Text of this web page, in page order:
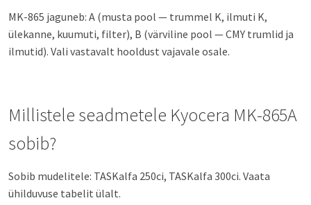
MK-865 jaguneb: A (musta pool — trummel K, ilmuti K,
ülekanne, kuumuti, filter), B (värviline pool — CMY trumlid ja
ilmutid). Vali vastavalt hooldust vajavale osale.
Millistele seadmetele Kyocera MK-865A
sobib?
Sobib mudelitele: TASKalfa 250ci, TASKalfa 300ci. Vaata
ühilduvuse tabelit ülalt.